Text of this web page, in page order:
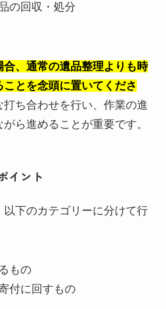
の回収・処分
合、通常の遺品整理よりも時
ことを念頭に置いてくださ
ち合わせを行い、作業の進
ら進めることが重要です。
イント
下のカテゴリーに分けて行
もの
付に回すもの